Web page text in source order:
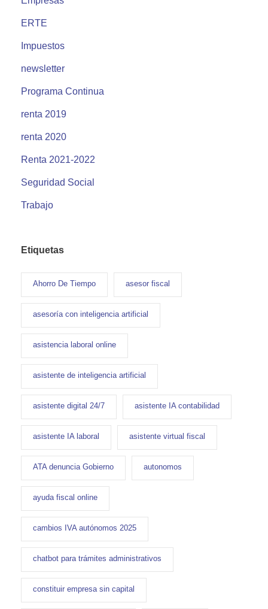
ERTE
Impuestos
newsletter
Programa Continua
renta 2019
renta 2020
Renta 2021-2022
Seguridad Social
Trabajo
Etiquetas
Ahorro De Tiempo asesor fiscal
asesoría con inteligencia artificial
asistencia laboral online
asistente de inteligencia artificial
asistente digital 24/7 asistente IA contabilidad
asistente IA laboral asistente virtual fiscal
ATA denuncia Gobierno autonomos
ayuda fiscal online
cambios IVA autónomos 2025
chatbot para trámites administrativos
constituir empresa sin capital